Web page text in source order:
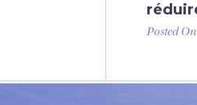
Posted